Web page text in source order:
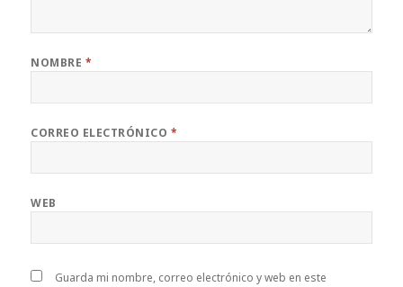
NOMBRE *
CORREO ELECTRÓNICO *
WEB
Guarda mi nombre, correo electrónico y web en este